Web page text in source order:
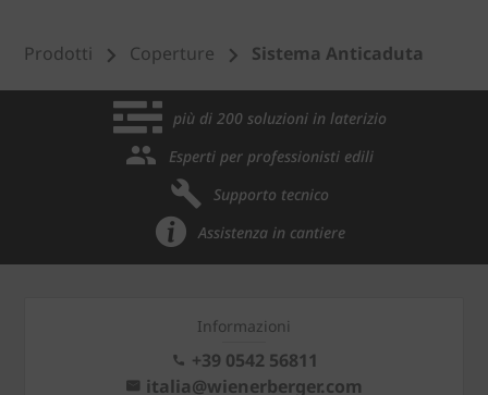
Prodotti Coperture Sistema Anticaduta
più di 200 soluzioni in laterizio
Esperti per professionisti edili
Supporto tecnico
Assistenza in cantiere
Informazioni
+39 0542 56811
italia@wienerberger.com